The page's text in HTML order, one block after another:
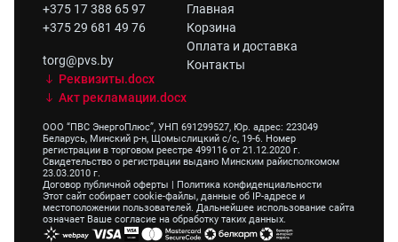
+375 17 388 65 97
+375 29 681 49 76
torg@pvs.by
Реквизиты.docx
Акт рекламации.docx
Главная
Корзина
Оплата и доставка
Контакты
ООО “ПВС ЭнергоПлюс”, УНП 691299527, Юр. адрес: 223049
Беларусь, Минский р-н, Щомыслицкий с/с, 19-6. Номер
регистрации в торговом реестре 499116 от 21.12.2020 г.
Свидетельство о регистрации выдано Минским райисполкомом
23.03.2010 г.
Договор публичной оферты | Политика конфиденциальности
Этот сайт собирает cookie-файлы, данные об IP-адресе и
местоположении пользователей. Дальнейшее использование сайта
означает Ваше согласие на обработку таких данных.